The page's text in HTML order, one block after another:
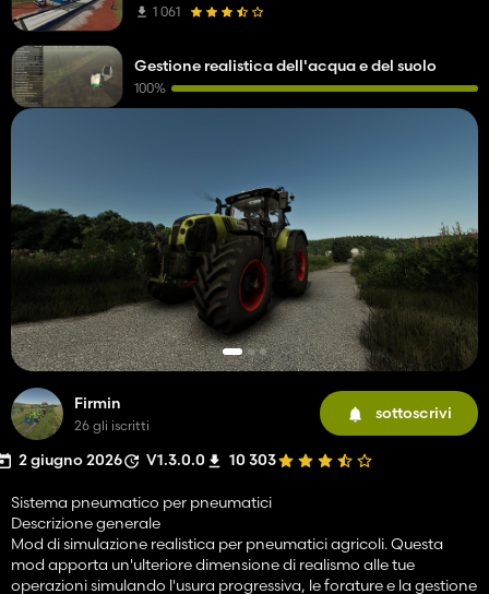
Firmin
26 gli iscritti
sottoscrivi
2 giugno 2026 V1.3.0.0 10 303
Sistema pneumatico per pneumatici
Descrizione generale
Mod di simulazione realistica per pneumatici agricoli. Questa
mod apporta un'ulteriore dimensione di realismo alle tue
operazioni simulando l'usura progressiva, le forature e la gestione
1 061
Gestione realistica dell'acqua e del suolo
100%